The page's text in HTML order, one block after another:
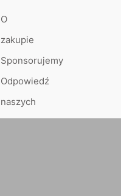
O
zakupie
Sponsorujemy
Odpowiedź
naszych
klientów